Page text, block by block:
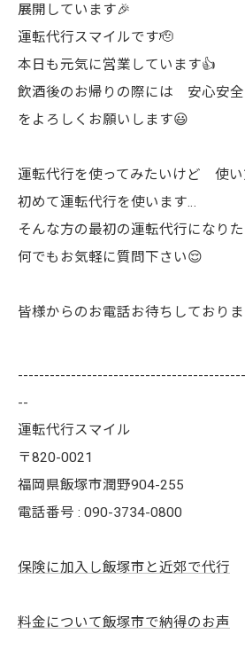
展開しています🎉
運転代行スマイルです🫡
本日も元気に営業しています👍
飲酒後のお帰りの際には 安心安
をよろしくお願いします😃
運転代行を使ってみたいけど 使
初めて運転代行を使います…
そんな方の最初の運転代行になり
何でもお気軽に質問下さい😌
皆様からのお電話お待ちしており
--
運転代行スマイル
〒820-0021
福岡県飯塚市潤野904-255
電話番号 : 090-3734-0800
保険に加入し飯塚市と近郊で代行
料金について飯塚市で納得のお声